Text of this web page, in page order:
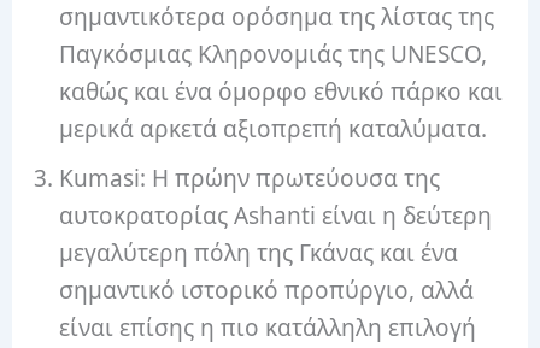
σημαντικότερα ορόσημα της λίστας της
Παγκόσμιας Κληρονομιάς της UNESCO,
καθώς και ένα όμορφο εθνικό πάρκο και
μερικά αρκετά αξιοπρεπή καταλύματα.
Kumasi: Η πρώην πρωτεύουσα της
αυτοκρατορίας Ashanti είναι η δεύτερη
μεγαλύτερη πόλη της Γκάνας και ένα
σημαντικό ιστορικό προπύργιο, αλλά
είναι επίσης η πιο κατάλληλη επιλογή